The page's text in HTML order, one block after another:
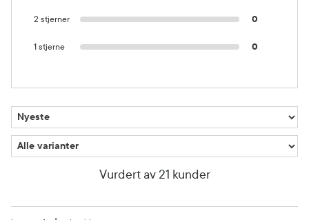
2 stjerner 0
1 stjerne 0
Vurdert av 21 kunder